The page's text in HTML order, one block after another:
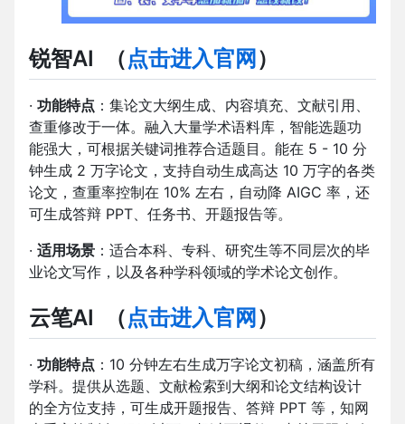
锐智AI （点击进入官网 ）
· 功能特点 ：集论文大纲生成、内容填充、文献引用、
查重修改于一体。融入大量学术语料库，智能选题功
能强大，可根据关键词推荐合适题目。能在 5 - 10 分
钟生成 2 万字论文，支持自动生成高达 10 万字的各类
论文，查重率控制在 10% 左右，自动降 AIGC 率，还
可生成答辩 PPT、任务书、开题报告等。
· 适用场景 ：适合本科、专科、研究生等不同层次的毕
业论文写作，以及各种学科领域的学术论文创作。
云笔AI （点击进入官网 ）
· 功能特点 ：10 分钟左右生成万字论文初稿，涵盖所有
学科。提供从选题、文献检索到大纲和论文结构设计
的全方位支持，可生成开题报告、答辩 PPT 等，知网